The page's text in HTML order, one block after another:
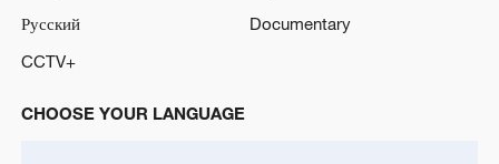
Русский
Documentary
CCTV+
CHOOSE YOUR LANGUAGE